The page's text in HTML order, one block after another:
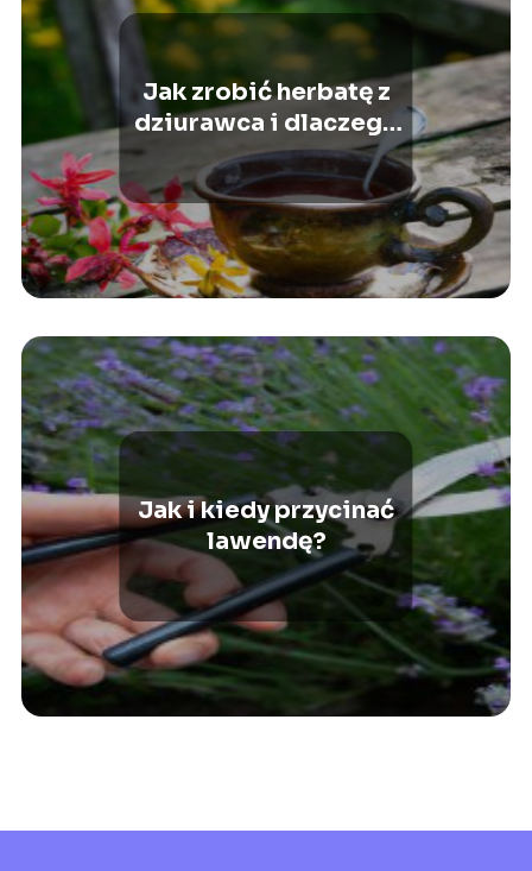
Jak zrobić herbatę z
dziurawca i dlaczego
warto ją pić?
Jak i kiedy przycinać
lawendę?